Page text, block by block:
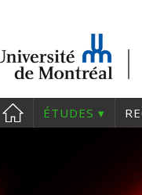
ÉTUDES